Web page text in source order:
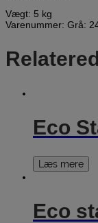
Vægt: 5 kg
Varenummer: Grå:
Eco
Læs mere
Eco